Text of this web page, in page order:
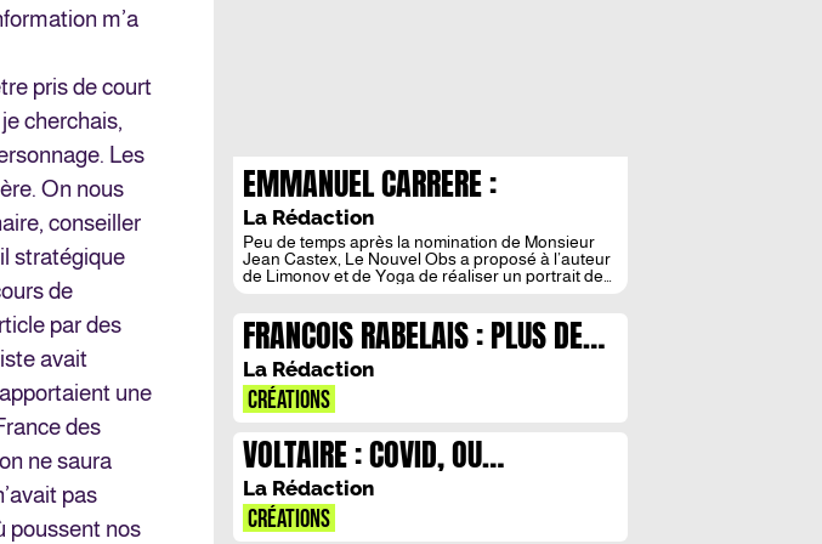
m’a
pris de court
cherchais,
Les
On nous
conseiller
stratégique
de
par des
avait
une
des
ne saura
pas
poussent nos
EMMANUEL CARRERE :
L’INCOLORE
La Rédaction
Peu de temps après la nomination de Monsieur
Jean Castex, Le Nouvel Obs a proposé à l’auteur
de Limonov et de Yoga de réaliser un portrait de
ses impressions et son entretien avec celui qui est
désormais le plus célèbre des politiciens
inconnus. Nous tenons à remercier
chaleureusement l’auteur ainsi que les éditions
P.O.L qui nous ont gracieusement autorisé à
reproduire ici ces extraits. Un pastiche réalisé par
FRANCOIS RABELAIS : PLUS DE
TORCHECUL
La Rédaction
CRÉATIONS
VOLTAIRE : COVID, OU
L’OPTIMISME
La Rédaction
CRÉATIONS